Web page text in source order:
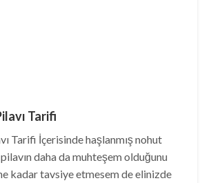
Tarifi
Tarifi İçerisinde haşlanmış nohut
daha da muhteşem olduğunu
kadar tavsiye etmesem de elinizde